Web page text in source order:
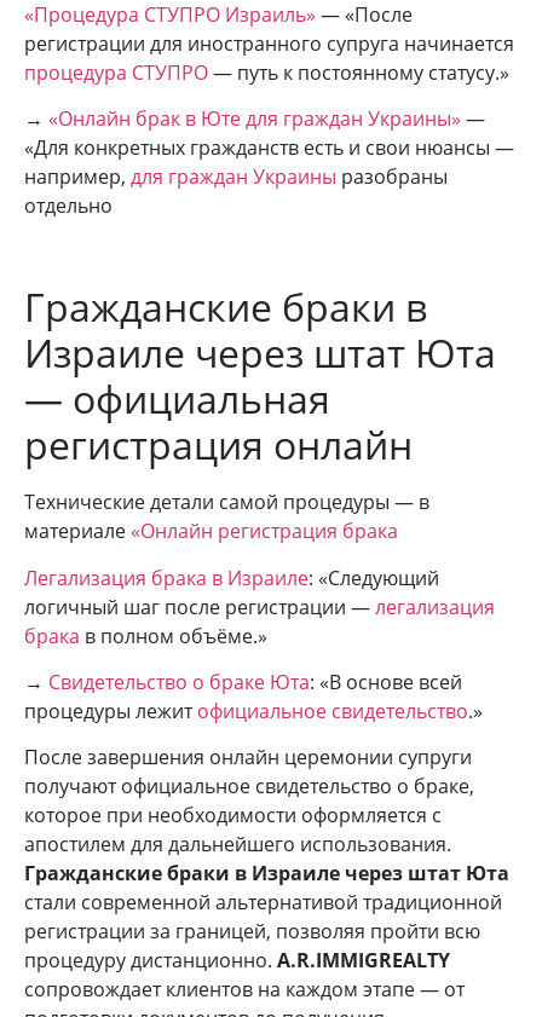
«Процедура СТУПРО Израиль» — «После
регистрации для иностранного супруга начинается
процедура СТУПРО— путь к постоянному статусу.»
→ «Онлайн брак в Юте для граждан Украины» —
«Для конкретных гражданств есть и свои нюансы —
например, для граждан Украины разобраны
отдельно
Гражданские браки в
Израиле через штат Юта
— официальная
регистрация онлайн
Технические детали самой процедуры — в
материале «Онлайн регистрация брака
Легализация брака в Израиле: «Следующий
логичный шаг после регистрации —легализация
брака в полном объёме.»
→ Свидетельство о браке Юта: «В основе всей
процедуры лежитофициальное свидетельство.»
После завершения онлайн церемонии супруги
получают официальное свидетельство о браке,
которое при необходимости оформляется с
апостилем для дальнейшего использования.
Гражданские браки в Израиле через штат Юта
стали современной альтернативой традиционной
регистрации за границей, позволяя пройти всю
процедуру дистанционно. A.R.IMMIGREALTY
сопровождает клиентов на каждом этапе — от